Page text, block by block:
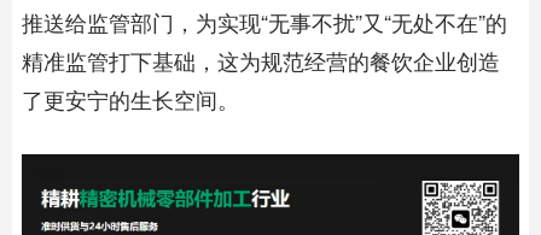
推送给监管部门，为实现“无事不扰”又“无处不在”的
精准监管打下基础，这为规范经营的餐饮企业创造
了更安宁的生长空间。